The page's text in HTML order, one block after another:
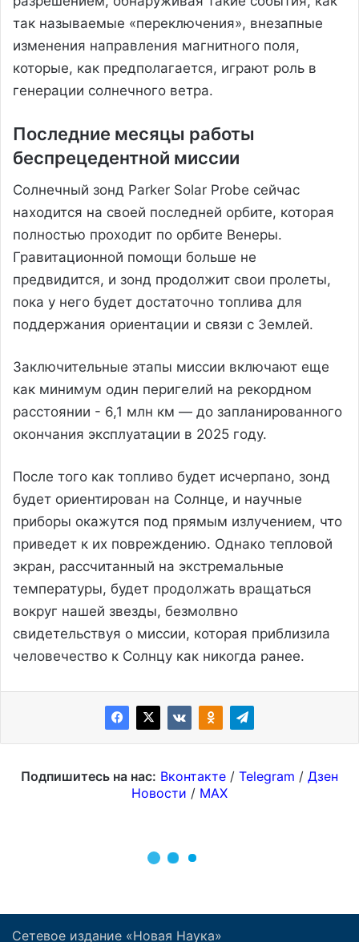
Сетевое издание «Новая Наука»